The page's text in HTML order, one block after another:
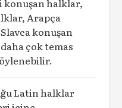
konuşan halklar,
Arapça
konuşan
çok temas
Latin halklar